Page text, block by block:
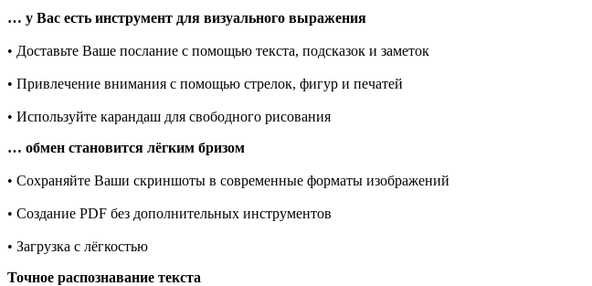
… у Вас есть инструмент для визуального выражения
• Доставьте Ваше послание с помощью текста, подсказок и заметок
• Привлечение внимания с помощью стрелок, фигур и печатей
• Используйте карандаш для свободного рисования
… обмен становится лёгким бризом
• Сохраняйте Ваши скриншоты в современные форматы изображений
• Создание PDF без дополнительных инструментов
• Загрузка с лёгкостью
Точное распознавание текста